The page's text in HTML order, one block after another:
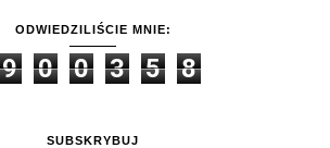
ODWIEDZILIŚCIE MNIE:
9 0 0 3 5 8
SUBSKRYBUJ